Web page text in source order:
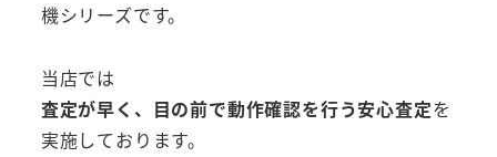
機シリーズです。
当店では
査定が早く、目の前で動作確認を行う安心査定を
実施しております。